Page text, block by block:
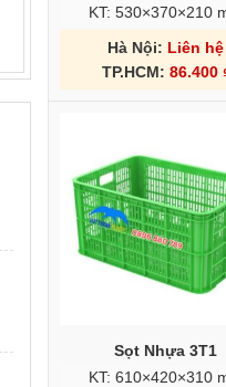
KT: 530×370×210
Hà Nội: Liên hệ
TP.HCM: 86.400
Sọt Nhựa 3T1
KT: 610×420×310